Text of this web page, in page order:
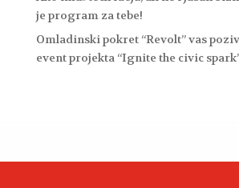
je program za tebe!
Omladinski pokret “Revolt” vas
event projekta “Ignite the civic